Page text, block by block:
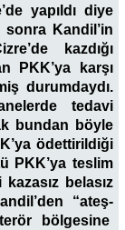
yapıldı diye
sonra Kandil’in
kazdığı
PKK’ya karşı
durumdaydı.
tedavi
bundan böyle
ödettirildiği
PKK’ya teslim
belasız
“ateş-
bölgesine